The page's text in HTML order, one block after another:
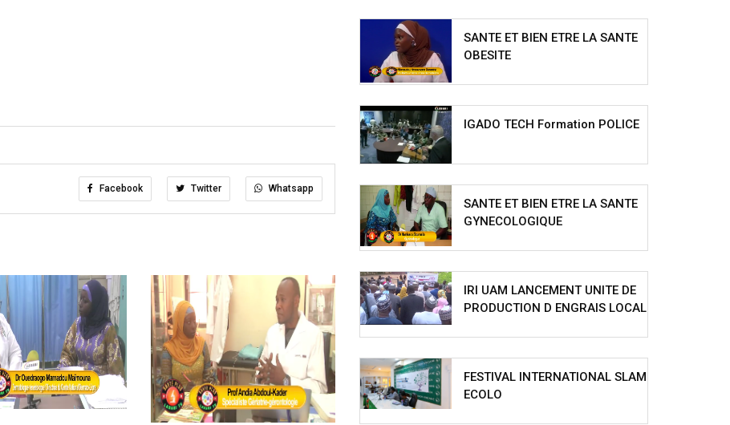
Facebook Twitter Whatsapp
SANTE ET BIEN ETRE LA SANTE
OBESITE
IGADO TECH Formation POLICE
SANTE ET BIEN ETRE LA SANTE
GYNECOLOGIQUE
IRI UAM LANCEMENT UNITE DE
PRODUCTION D ENGRAIS LOCAL
FESTIVAL INTERNATIONAL SLAM
ECOLO